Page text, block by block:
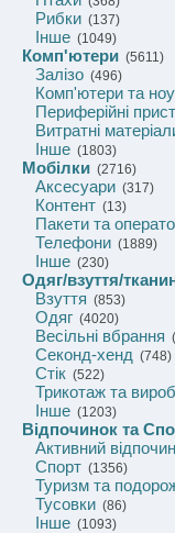
Рибки (137)
Інше (1049)
Комп'ютери (5611)
Залізо (496)
Комп'ютери та
Периферійні
Витратні
Інше (1803)
Мобілки (2716)
Аксесуари (317)
Контент (13)
Пакети та
Телефони (1889)
Інше (230)
Одяг/взуття/
Взуття (853)
Одяг (4020)
Весільні вбрання
Секонд-хенд (748)
Стік (522)
Трикотаж та
Інше (1203)
Відпочинок та
Активний
Спорт (1356)
Туризм та
Тусовки (86)
Інше (1093)